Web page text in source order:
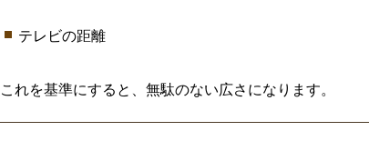
テレビの距離
これを基準にすると、 無駄のない広さ になり ます。